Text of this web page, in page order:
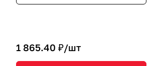
1 865.40 ₽/шт